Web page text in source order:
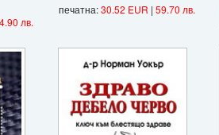
лв.
печатна:30.52 EUR | 59.70 лв.